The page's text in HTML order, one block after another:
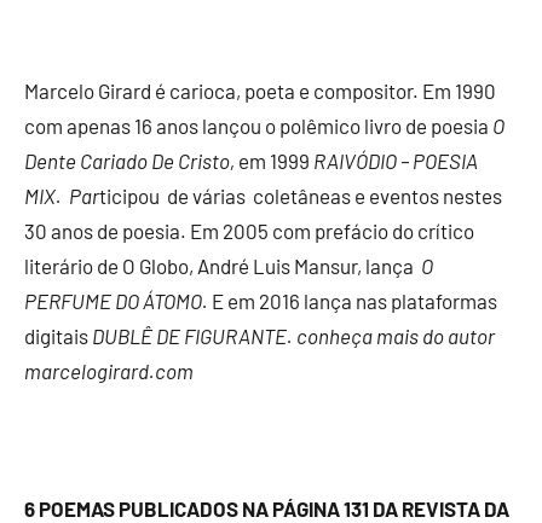
Marcelo Girard é carioca, poeta e compositor. Em 1990
com apenas 16 anos lançou o polêmico livro de poesia O
Dente Cariado De Cristo, em 1999 RAIVÓDIO – POESIA
MIX. Participou de várias coletâneas e eventos nestes
30 anos de poesia. Em 2005 com prefácio do crítico
literário de O Globo, André Luis Mansur, lança O
PERFUME DO ÁTOMO. E em 2016 lança nas plataformas
digitais DUBLÊ DE FIGURANTE. conheça mais do autor
marcelogirard.com
6 POEMAS PUBLICADOS NA PÁGINA 131 DA REVISTA DA